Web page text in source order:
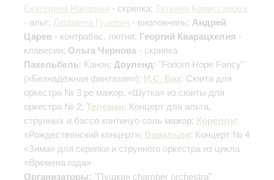
Екатерина Нагорная - скрипка; Татьяна Комиссарова
- альт; Людмила Гуцевич - виолончель; Андрей
Царев - контрабас, лютня; Георгий Кварацхелия -
клавесин; Ольга Чернова - скрипка
Пахельбель: Канон; Доуленд: "Forlorn Hope Fancy"
(«Безнадёжная фантазия»); И.С. Бах: Сюита для
оркестра № 3 ре мажор, «Шутка» из сюиты для
оркестра № 2; Телеман: Концерт для альта,
струнных и бассо континуо соль мажор; Корелли:
«Рождественский концерт»; Вивальди: Концерт № 4
«Зима» для скрипки и струнного оркестра из цикла
«Времена года»
Организаторы: "Пушкин chamber orchestra"